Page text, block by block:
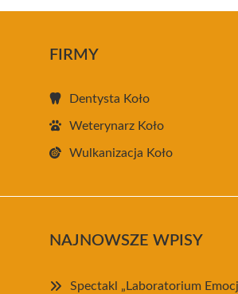
FIRMY
Dentysta Koło
Weterynarz Koło
Wulkanizacja Koło
NAJNOWSZE WPISY
Spectakl „Laboratorium